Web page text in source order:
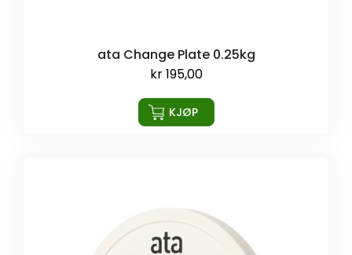
ata Change Plate 0.25kg
kr195,00
KJØP